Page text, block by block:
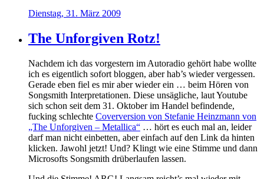
Dienstag, 31. März 2009
The Unforgiven Rotz!
Nachdem ich das vorgestern im Autoradio gehört habe wollte
ich es eigentlich sofort bloggen, aber hab’s wieder vergessen.
Gerade eben fiel es mir aber wieder ein … beim Hören von
Songsmith Interpretationen. Diese unsägliche, laut Youtube
sich schon seit dem 31. Oktober im Handel befindende,
fucking schlechte Coverversion von Stefanie Heinzmann von
„The Unforgiven – Metallica“ … hört es euch mal an, leider
darf man nicht einbetten, aber einfach auf den Link da hinten
klicken. Jawohl jetzt! Und? Klingt wie eine Stimme und dann
Microsofts Songsmith drüberlaufen lassen.